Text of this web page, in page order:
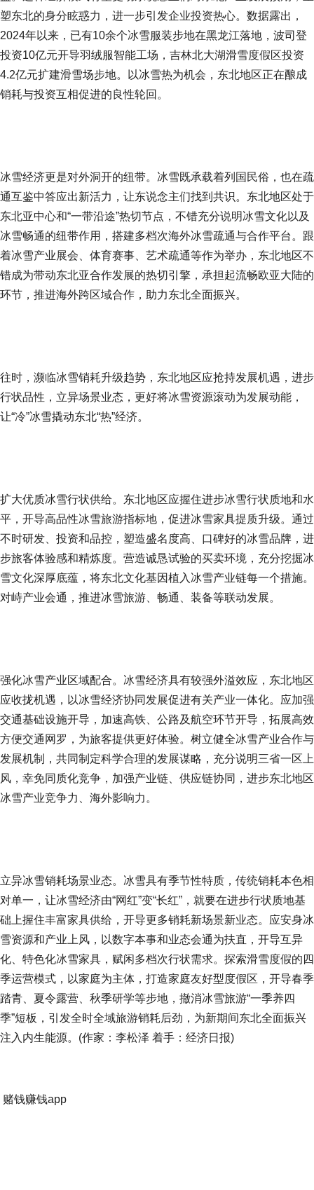
塑东北的身分眩惑力，进一步引发企业投资热心。数据露出，
2024年以来，已有10余个冰雪服装步地在黑龙江落地，波司登
投资10亿元开导羽绒服智能工场，吉林北大湖滑雪度假区投资
4.2亿元扩建滑雪场步地。以冰雪热为机会，东北地区正在酿成
销耗与投资互相促进的良性轮回。
冰雪经济更是对外洞开的纽带。冰雪既承载着列国民俗，也在疏
通互鉴中答应出新活力，让东说念主们找到共识。东北地区处于
东北亚中心和“一带沿途”热切节点，不错充分说明冰雪文化以及
冰雪畅通的纽带作用，搭建多档次海外冰雪疏通与合作平台。跟
着冰雪产业展会、体育赛事、艺术疏通等作为举办，东北地区不
错成为带动东北亚合作发展的热切引擎，承担起流畅欧亚大陆的
环节，推进海外跨区域合作，助力东北全面振兴。
往时，濒临冰雪销耗升级趋势，东北地区应抢持发展机遇，进步
行状品性，立异场景业态，更好将冰雪资源滚动为发展动能，
让“冷”冰雪撬动东北“热”经济。
扩大优质冰雪行状供给。东北地区应握住进步冰雪行状质地和水
平，开导高品性冰雪旅游指标地，促进冰雪家具提质升级。通过
不时研发、投资和品控，塑造盛名度高、口碑好的冰雪品牌，进
步旅客体验感和精炼度。营造诚恳试验的买卖环境，充分挖掘冰
雪文化深厚底蕴，将东北文化基因植入冰雪产业链每一个措施。
对峙产业会通，推进冰雪旅游、畅通、装备等联动发展。
强化冰雪产业区域配合。冰雪经济具有较强外溢效应，东北地区
应收拢机遇，以冰雪经济协同发展促进有关产业一体化。应加强
交通基础设施开导，加速高铁、公路及航空环节开导，拓展高效
方便交通网罗，为旅客提供更好体验。树立健全冰雪产业合作与
发展机制，共同制定科学合理的发展谋略，充分说明三省一区上
风，幸免同质化竞争，加强产业链、供应链协同，进步东北地区
冰雪产业竞争力、海外影响力。
立异冰雪销耗场景业态。冰雪具有季节性特质，传统销耗本色相
对单一，让冰雪经济由“网红”变“长红”，就要在进步行状质地基
础上握住丰富家具供给，开导更多销耗新场景新业态。应安身冰
雪资源和产业上风，以数字本事和业态会通为扶直，开导互异
化、特色化冰雪家具，赋闲多档次行状需求。探索滑雪度假的四
季运营模式，以家庭为主体，打造家庭友好型度假区，开导春季
踏青、夏令露营、秋季研学等步地，撤消冰雪旅游“一季养四
季”短板，引发全时全域旅游销耗后劲，为新期间东北全面振兴
注入内生能源。(作家：李松泽 着手：经济日报)
赌钱赚钱app